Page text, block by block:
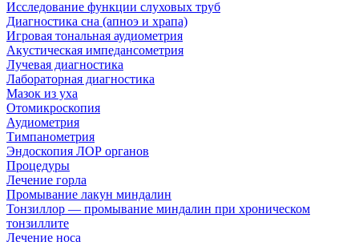
Исследование функции слуховых труб
Диагностика сна (апноэ и храпа)
Игровая тональная аудиометрия
Акустическая импедансометрия
Лучевая диагностика
Лабораторная диагностика
Мазок из уха
Отомикроскопия
Аудиометрия
Тимпанометрия
Эндоскопия ЛОР органов
Процедуры
Лечение горла
Промывание лакун миндалин
Тонзиллор — промывание миндалин при хроническом
тонзиллите
Лечение носа